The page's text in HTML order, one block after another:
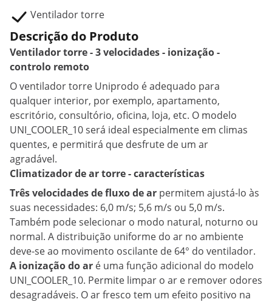
Ventilador torre
Descrição do Produto
Ventilador torre - 3 velocidades - ionização -
controlo remoto
O ventilador torre Uniprodo é adequado para
qualquer interior, por exemplo, apartamento,
escritório, consultório, oficina, loja, etc. O modelo
UNI_COOLER_10 será ideal especialmente em climas
quentes, e permitirá que desfrute de um ar
agradável.
Climatizador de ar torre - características
Três velocidades de fluxo de ar permitem ajustá-lo às
suas necessidades: 6,0 m/s; 5,6 m/s ou 5,0 m/s.
Também pode selecionar o modo natural, noturno ou
normal. A distribuição uniforme do ar no ambiente
deve-se ao movimento oscilante de 64° do ventilador.
A ionização do ar é uma função adicional do modelo
UNI_COOLER_10. Permite limpar o ar e remover odores
desagradáveis. O ar fresco tem um efeito positivo na